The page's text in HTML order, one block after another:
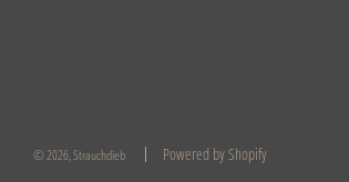
© 2026, Strauchdieb Powered by Shopify